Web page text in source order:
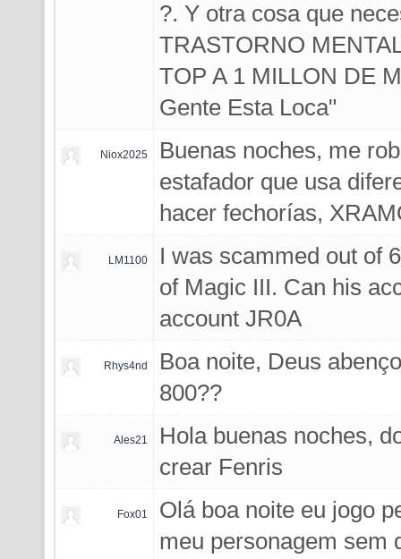
?. Y otra cosa que
TRASTORNO
TOP A 1 MILLON DE
Gente Esta Loca"
Niox2025
Buenas noches, me
estafador que usa
hacer fechorías,
LM1100
I was scammed out of
of Magic III. Can his
account JR0A
Rhys4nd
Boa noite, Deus
800??
Ales21
Hola buenas noches,
crear Fenris
Fox01
Olá boa noite eu jogo
meu personagem sem